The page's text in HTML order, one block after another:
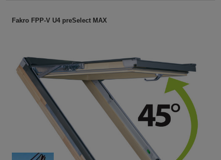
Fakro FPP-V U4 preSelect MAX